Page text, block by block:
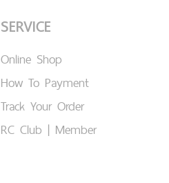
SERVICE
Online Shop
How To Payment
Track Your Order
RC Club | Member